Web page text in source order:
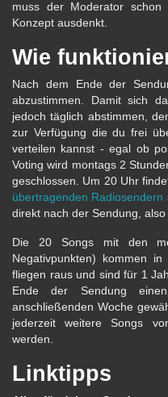
muss der Moderator
Konzept ausdenkt.
Wie
Nach dem Ende der
abzustimmen. Damit sich
jedoch täglich abstimmen,
zur Verfügung die du frei
verteilen kannst - egal ob
Voting wird montags 2
geschlossen. Um 20 Uhr
übertragenden Radiosendern
direkt nach der Sendung, also
Die 20 Songs mit den
Negativpunkten) kommen
fliegen raus und sind für 1
Ende der Sendung
anschließenden Woche
jederzeit weitere Songs
werden.
Linktipps